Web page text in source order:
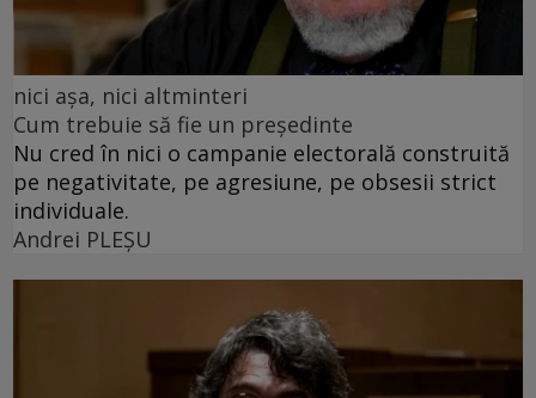
nici așa, nici altminteri
Cum trebuie să fie un președinte
Nu cred în nici o campanie electorală construită
pe negativitate, pe agresiune, pe obsesii strict
individuale.
Andrei PLEŞU